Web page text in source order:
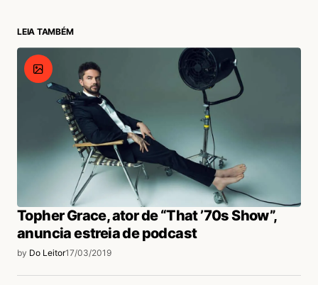
Acesse para responder
21/03/2019 às 4:53 PM
‘Yada Yada Yada’ eu discordo
Acesse para responder
login
LEIA TAMBÉM
Topher Grace, ator de “That ’70s Show”,
anuncia estreia de podcast
by Do Leitor17/03/2019